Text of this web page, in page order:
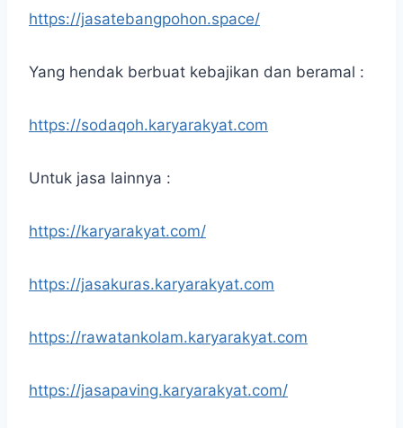
https://jasatebangpohon.space/
Yang hendak berbuat kebajikan dan beramal :
https://sodaqoh.karyarakyat.com
Untuk jasa lainnya :
https://karyarakyat.com/
https://jasakuras.karyarakyat.com
https://rawatankolam.karyarakyat.com
https://jasapaving.karyarakyat.com/